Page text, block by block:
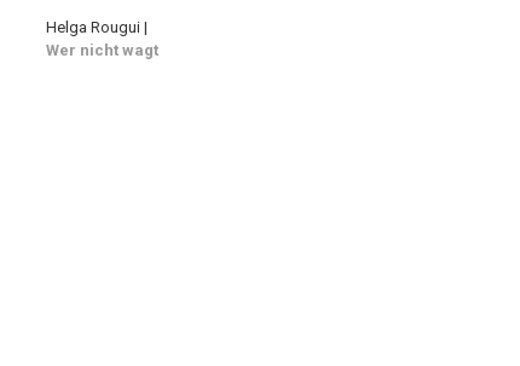
Helga Rougui |
Wer nicht wagt